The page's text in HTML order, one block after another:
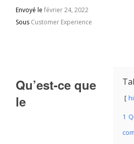
Envoyé lefévrier 24, 2022
Sous Customer Experience
1
Qu’est-ce que
le